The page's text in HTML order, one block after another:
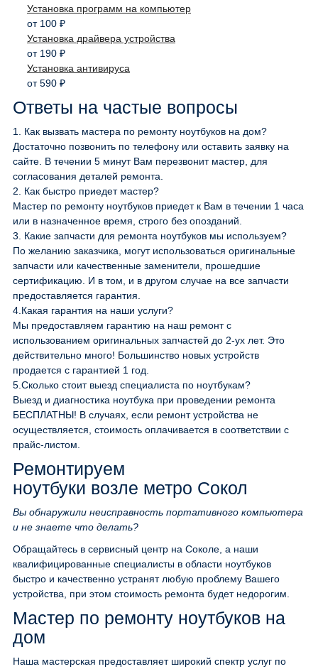
Установка программ на компьютер
от 100 ₽
Установка драйвера устройства
от 190 ₽
Установка антивируса
от 590 ₽
Ответы на частые вопросы
1.
Как вызвать мастера по ремонту ноутбуков на дом?
Достаточно позвонить по телефону или оставить заявку на
сайте. В течении 5 минут Вам перезвонит мастер, для
согласования деталей ремонта.
2.
Как быстро приедет мастер?
Мастер по ремонту ноутбуков приедет к Вам в течении 1 часа
или в назначенное время, строго без опозданий.
3.
Какие запчасти для ремонта ноутбуков мы используем?
По желанию заказчика, могут использоваться оригинальные
запчасти или качественные заменители, прошедшие
сертификацию. И в том, и в другом случае на все запчасти
предоставляется гарантия.
4. Какая гарантия на наши услуги?
Мы предоставляем гарантию на наш ремонт с
использованием оригинальных запчастей до 2-ух лет. Это
действительно много! Большинство новых устройств
продается с гарантией 1 год.
5. Сколько стоит выезд специалиста по ноутбукам?
Выезд и диагностика ноутбука при проведении ремонта
БЕСПЛАТНЫ! В случаях, если ремонт устройства не
осуществляется, стоимость оплачивается в соответствии с
прайс-листом.
Ремонтируем
ноутбуки возле метро Сокол
Вы обнаружили неисправность портативного компьютера
и не знаете что делать?
Обращайтесь в сервисный центр на Соколе, а наши
квалифицированные специалисты в области ноутбуков
быстро и качественно устранят любую проблему Вашего
устройства, при этом стоимость ремонта будет недорогим.
Мастер по ремонту ноутбуков на
дом
Наша мастерская предоставляет широкий спектр услуг по